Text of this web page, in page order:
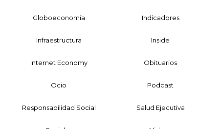
Globoeconomía Indicadores
Infraestructura Inside
Internet Economy Obituarios
Ocio Podcast
Responsabilidad Social Salud Ejecutiva